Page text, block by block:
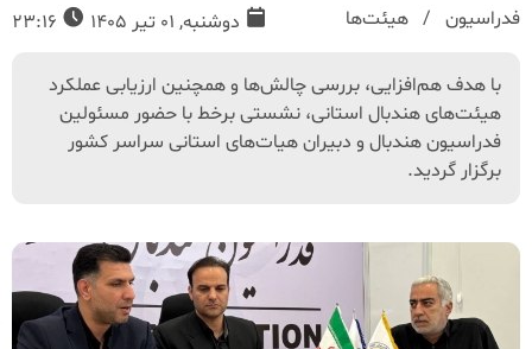
فدراسیون هیئت‌ها دوشنبه, 01 تیر 1405
با هدف هم‌افزایی، بررسی چالش‌ها و همچنین ارزیابی عملکرد
هیئت‌های هندبال استانی، نشستی برخط با حضور مسئولین
فدراسیون هندبال و دبیران هیات‌های استانی سراسر کشور
برگزار گردید.